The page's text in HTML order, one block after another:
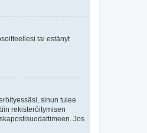
tai estänyt
sinun tulee
rekisteröitymisen
Jos